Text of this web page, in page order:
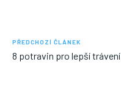
PŘEDCHOZÍ ČLÁNEK
8 potravin pro lepší trávení